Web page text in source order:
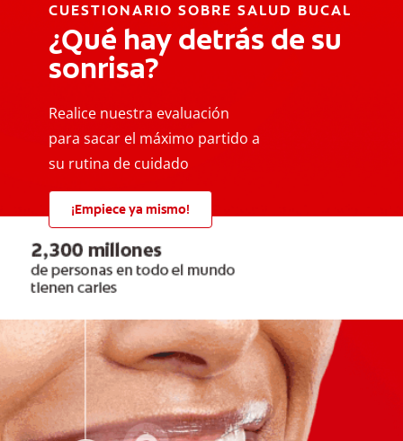
CUESTIONARIO SOBRE SALUD BUCAL
¿Qué hay detrás de su
sonrisa?
Realice nuestra evaluación
para sacar el máximo partido a
su rutina de cuidado
¡Empiece ya mismo!